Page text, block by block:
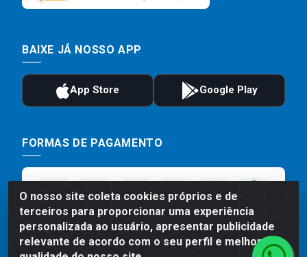
O nosso site coleta cookies próprios e de
terceiros para proporcionar uma experiência
personalizada ao usuário, apresentar publicidade
relevante de acordo com o seu perfil e melhorar a
BAIXE JÁ NOSSO APP
FORMAS DE PAGAMENTO